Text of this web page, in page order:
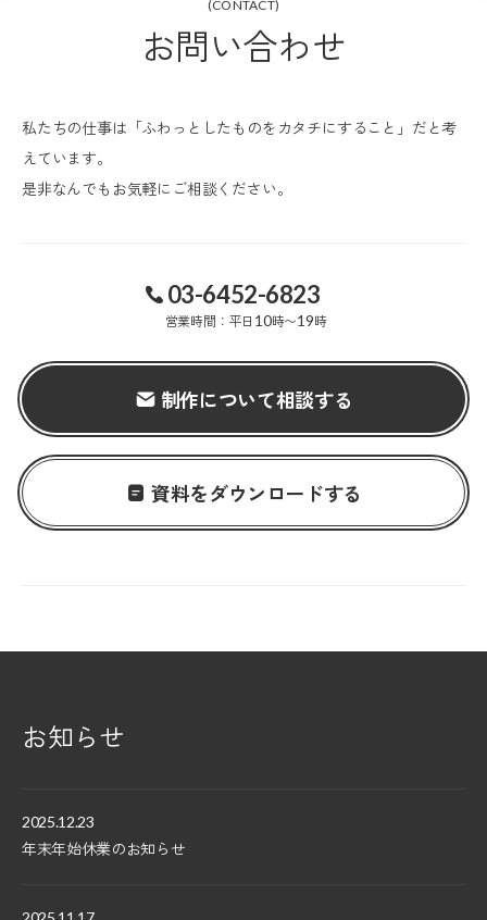
(CONTACT)
お問い合わせ
私たちの仕事は「ふわっとしたものをカタチにすること」だと考
えています。
是非なんでもお気軽にご相談ください。
03-6452-6823
営業時間：平日 10時〜19時
制作について相談する
資料をダウンロードする
お知らせ
2025.12.23
年末年始休業のお知らせ